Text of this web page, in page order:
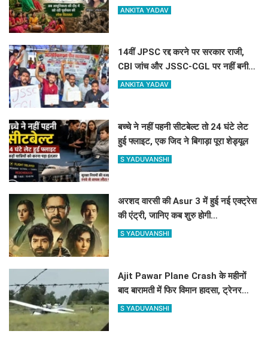
आधुनिकता की दौड़ में खो रही पूर्वांचल की
ANKITA YADAV
14वीं JPSC रद्द करने पर सरकार राजी,
CBI जांच और JSSC-CGL पर नहीं बनी
बात, जारी रहेगा छात्र आंदोलन
ANKITA YADAV
बच्चे ने नहीं पहनी सीटबेल्ट तो 24 घंटे लेट
हुई फ्लाइट, एक जिद ने बिगाड़ा पूरा शेड्यूल
S YADUVANSHI
अरशद वारसी की Asur 3 में हुई नई एक्ट्रेस
की एंट्री, जानिए कब शुरु होगी
साइकोलॉजिकल थ्रिलर वेब सिरीज की शूटिंग
S YADUVANSHI
Ajit Pawar Plane Crash के महीनों
बाद बारामती में फिर विमान हादसा, ट्रेनर
एयरक्राफ्ट क्रैश, पायलट सेफ
S YADUVANSHI